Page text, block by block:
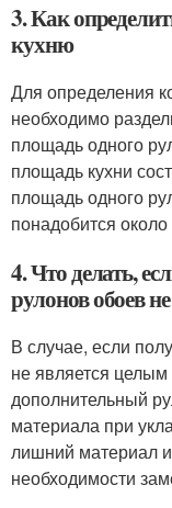
3. Как
кухню
Для определения
необходимо
площадь одного
площадь кухни
площадь одного
понадобится
4. Что делать,
рулонов обоев
В случае, если
не является
дополнительный
материала при
лишний материал
необходимости